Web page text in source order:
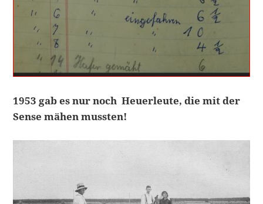
1953 gab es nur noch Heuerleute, die mit der
Sense mähen mussten!